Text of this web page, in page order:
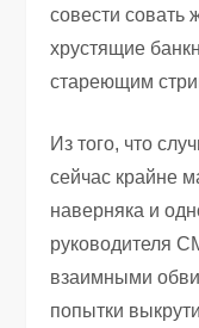
совести совать
хрустящие
стареющим
Из того, что
сейчас крайне
наверняка и
руководителя
взаимными
попытки